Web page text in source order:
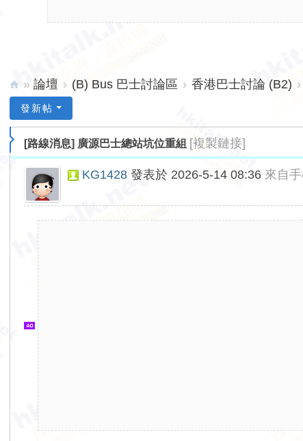
lk.
» 論壇 › (B) Bus 巴士討論區 › 香港巴士討論 (B2) ›
發新帖
[路線消息] 廣源巴士總站坑位重組 [複製鏈接]
KG1428 發表於 2026-5-14 08:36 來自